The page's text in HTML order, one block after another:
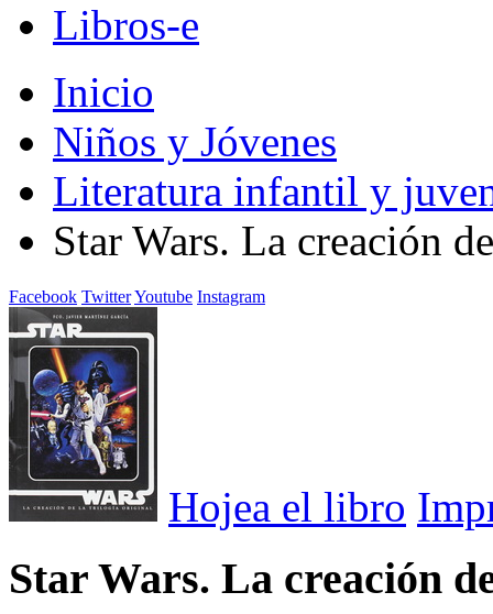
Libros-e
Inicio
Niños y Jóvenes
Literatura infantil y
Star Wars. La creación
Facebook TwitterYoutube Instagram
Hojea el libro
Star Wars. La creación